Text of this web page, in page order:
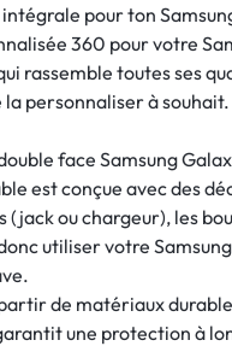
pour ton
360 pour votre
rassemble toutes ses
la personnaliser à souhait.
face Samsung
est conçue avec des
(jack ou chargeur), les
utiliser votre
de matériaux
une protection à